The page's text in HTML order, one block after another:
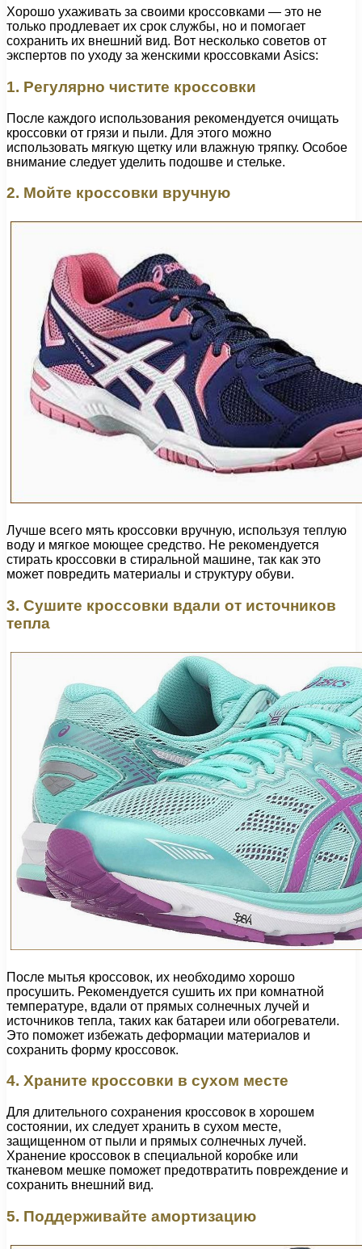
Хорошо ухаживать за своими кроссовками — это не
только продлевает их срок службы, но и помогает
сохранить их внешний вид. Вот несколько советов от
экспертов по уходу за женскими кроссовками Asics:
1. Регулярно чистите кроссовки
После каждого использования рекомендуется очищать
кроссовки от грязи и пыли. Для этого можно
использовать мягкую щетку или влажную тряпку. Особое
внимание следует уделить подошве и стельке.
2. Мойте кроссовки вручную
Лучше всего мять кроссовки вручную, используя теплую
воду и мягкое моющее средство. Не рекомендуется
стирать кроссовки в стиральной машине, так как это
может повредить материалы и структуру обуви.
3. Сушите кроссовки вдали от источников
тепла
После мытья кроссовок, их необходимо хорошо
просушить. Рекомендуется сушить их при комнатной
температуре, вдали от прямых солнечных лучей и
источников тепла, таких как батареи или обогреватели.
Это поможет избежать деформации материалов и
сохранить форму кроссовок.
4. Храните кроссовки в сухом месте
Для длительного сохранения кроссовок в хорошем
состоянии, их следует хранить в сухом месте,
защищенном от пыли и прямых солнечных лучей.
Хранение кроссовок в специальной коробке или
тканевом мешке поможет предотвратить повреждение и
сохранить внешний вид.
5. Поддерживайте амортизацию